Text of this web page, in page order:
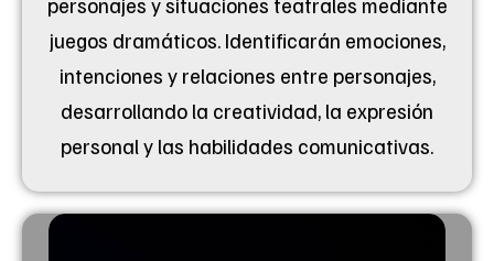
personajes y situaciones teatrales mediante
juegos dramáticos. Identificarán emociones,
intenciones y relaciones entre personajes,
desarrollando la creatividad, la expresión
personal y las habilidades comunicativas.